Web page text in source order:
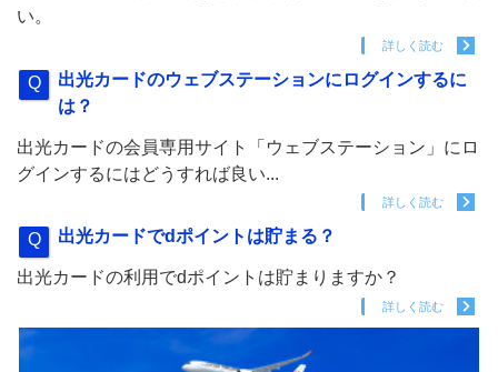
い。
詳しく読む
出光カードのウェブステーションにログインするに
は？
出光カードの会員専用サイト「ウェブステーション」にロ
グインするにはどうすれば良い...
詳しく読む
出光カードでdポイントは貯まる？
出光カードの利用でdポイントは貯まりますか？
詳しく読む